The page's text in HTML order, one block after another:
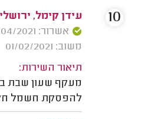
עידן קימל,
אשרור: 30/04/2021
משוב: 01/02/2021
תיאור השירות:
מעקף שעון שבת
להפסקת חשמל
10